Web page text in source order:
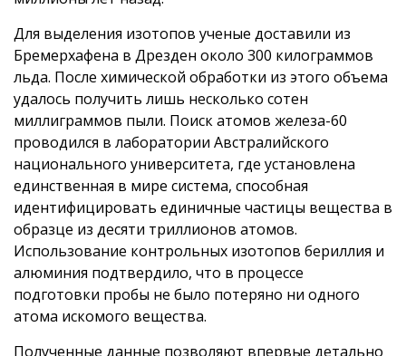
Для выделения изотопов ученые доставили из
Бремерхафена в Дрезден около 300 килограммов
льда. После химической обработки из этого объема
удалось получить лишь несколько сотен
миллиграммов пыли. Поиск атомов железа-60
проводился в лаборатории Австралийского
национального университета, где установлена
единственная в мире система, способная
идентифицировать единичные частицы вещества в
образце из десяти триллионов атомов.
Использование контрольных изотопов бериллия и
алюминия подтвердило, что в процессе
подготовки пробы не было потеряно ни одного
атома искомого вещества.
Полученные данные позволяют впервые детально